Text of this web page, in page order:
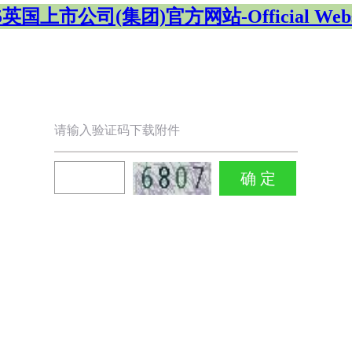
英国上市公司(集团)官方网站-Official
请输入验证码下载附件